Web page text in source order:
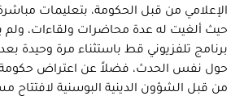
الإعلامي من قبل الحكومة، بتعليمات
حيث ألغيت له عدة محاضرات ولقاءات، ولم
برنامج تلفزيوني قط باستثناء مرة وحيدة
حول نفس الحدث، فضلاً عن اعتراض حكومة
من قبل الشؤون الدينية البوسنية لافتتاح